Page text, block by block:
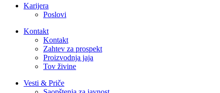
Karijera
Poslovi
Kontakt
Kontakt
Zahtev za prospekt
Proizvodnja jaja
Tov živine
Vesti & Priče